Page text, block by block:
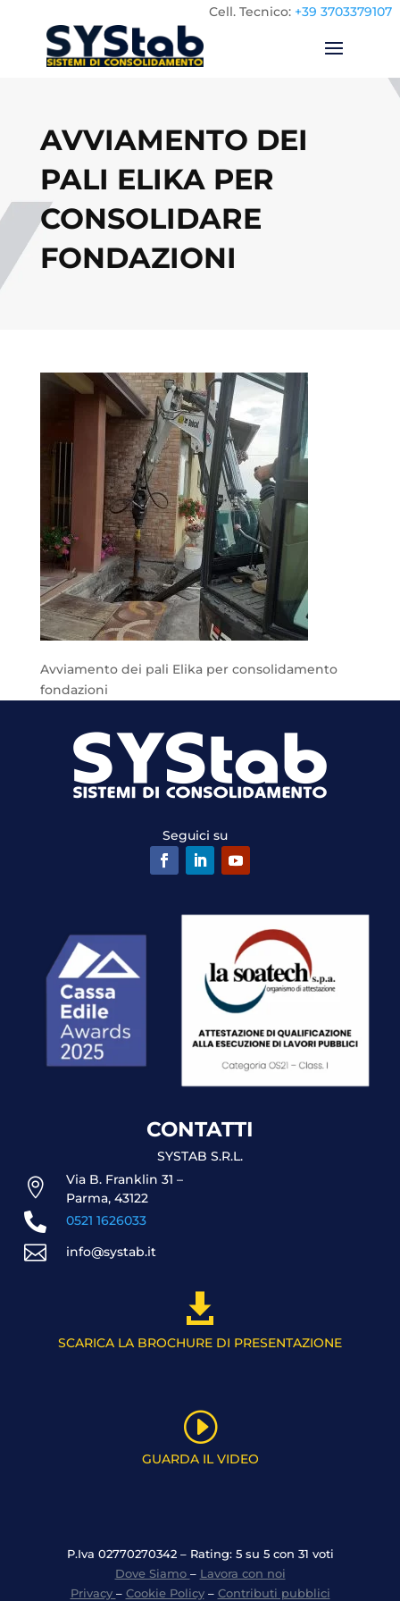
Cell. Tecnico: +39 3703379107
AVVIAMENTO DEI
PALI ELIKA PER
CONSOLIDARE
FONDAZIONI
Avviamento dei pali Elika per consolidamento
fondazioni
Seguici su
CONTATTI
SYSTAB S.R.L.

Via B. Franklin 31 –
Parma, 43122
 0521 1626033
 info@systab.it

SCARICA LA BROCHURE DI PRESENTAZIONE
I
GUARDA IL VIDEO
P.Iva 02770270342 – Rating: 5 su 5 con 31 voti
Dove Siamo – Lavora con noi
Privacy – Cookie Policy– Contributi pubblici